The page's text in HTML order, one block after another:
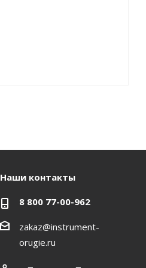
Наши контакты
8 800 77-00-962
zakaz@instrument-
orugie.ru